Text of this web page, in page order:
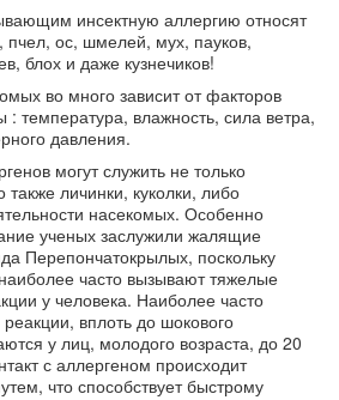
инсектную аллергию относят
пчел, ос, шмелей, мух, пауков,
блох и даже кузнечиков!
во много зависит от факторов
температура, влажность, сила ветра,
давления.
могут служить не только
личинки, куколки, либо
насекомых. Особенно
ученых заслужили жалящие
Перепончатокрылых, поскольку
часто вызывают тяжелые
у человека. Наиболее часто
вплоть до шокового
у лиц, молодого возраста, до 20
с аллергеном происходит
что способствует быстрому